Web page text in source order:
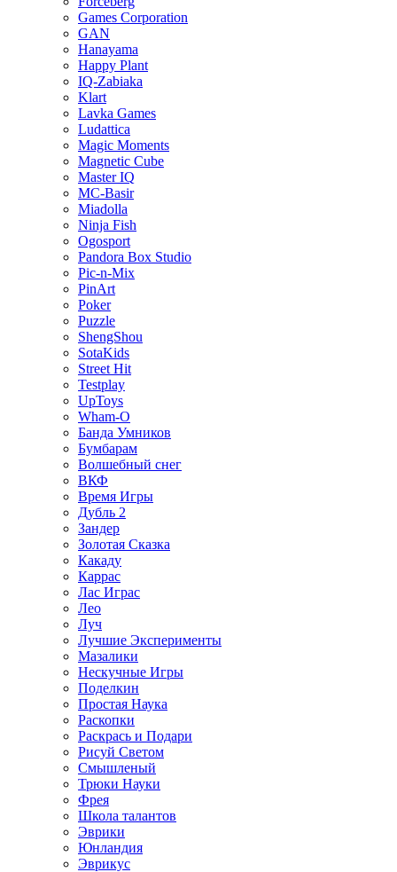
Games Corporation
GAN
Hanayama
Happy Plant
IQ-Zabiaka
Klart
Lavka Games
Ludattica
Magic Moments
Magnetic Cube
Master IQ
MC-Basir
Miadolla
Ninja Fish
Ogosport
Pandora Box Studio
Pic-n-Mix
PinArt
Poker
Puzzle
ShengShou
SotaKids
Street Hit
Testplay
UpToys
Wham-O
Банда Умников
Бумбарам
Волшебный снег
ВКФ
Время Игры
Дубль 2
Зандер
Золотая Сказка
Какаду
Каррас
Лас Играс
Лео
Луч
Лучшие Эксперименты
Мазалики
Нескучные Игры
Поделкин
Простая Наука
Раскопки
Раскрась и Подари
Рисуй Светом
Смышленый
Трюки Науки
Фрея
Школа талантов
Эврики
Юнландия
Эврикус